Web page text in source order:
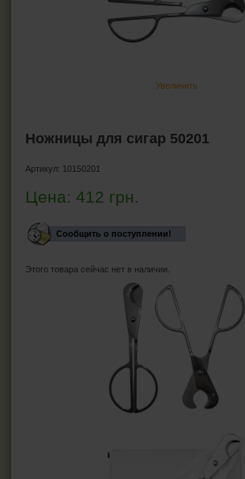
Увеличить
Ножницы для сигар 50201
Артикул: 10150201
Цена: 412 грн.
Сообщить о поступлении!
Этого товара сейчас нет в наличии.
Гильотины для сигар
Ножницы для сигар
ПЕПЕЛЬНИЦЫ
КАЛЬЯНЫ И ВСЁ ДЛЯ НИХ